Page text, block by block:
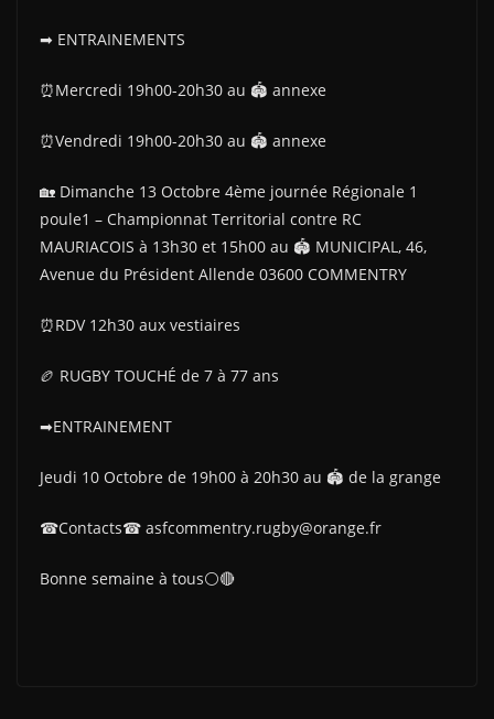
➡ ENTRAINEMENTS
⏰Mercredi 19h00-20h30 au 🏟 annexe
⏰Vendredi 19h00-20h30 au 🏟 annexe
🏡 Dimanche 13 Octobre 4ème journée Régionale 1
poule1 – Championnat Territorial contre RC
MAURIACOIS à 13h30 et 15h00 au 🏟 MUNICIPAL, 46,
Avenue du Président Allende 03600 COMMENTRY
⏰RDV 12h30 aux vestiaires
🏉 RUGBY TOUCHÉ de 7 à 77 ans
➡ENTRAINEMENT
Jeudi 10 Octobre de 19h00 à 20h30 au 🏟 de la grange
☎Contacts☎ asfcommentry.rugby@orange.fr
Bonne semaine à tous⚪🔴